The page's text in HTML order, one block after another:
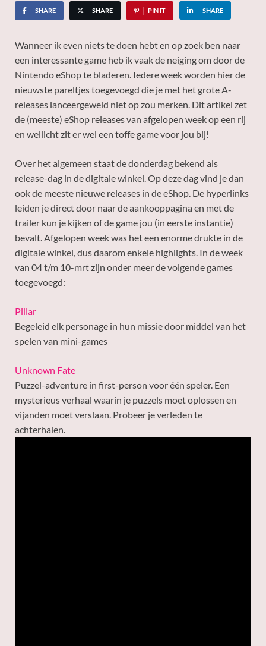
SHARE SHARE PIN IT SHARE
Wanneer ik even niets te doen hebt en op zoek ben naar
een interessante game heb ik vaak de neiging om door de
Nintendo eShop te bladeren. Iedere week worden hier de
nieuwste pareltjes toegevoegd die je met het grote A-
releases lanceergeweld niet op zou merken. Dit artikel zet
de (meeste) eShop releases van afgelopen week op een rij
en wellicht zit er wel een toffe game voor jou bij!
Over het algemeen staat de donderdag bekend als
release-dag in de digitale winkel. Op deze dag vind je dan
ook de meeste nieuwe releases in de eShop. De hyperlinks
leiden je direct door naar de aankooppagina en met de
trailer kun je kijken of de game jou (in eerste instantie)
bevalt. Afgelopen week was het een enorme drukte in de
digitale winkel, dus daarom enkele highlights. In de week
van 04 t/m 10-mrt zijn onder meer de volgende games
toegevoegd:
Pillar
Begeleid elk personage in hun missie door middel van het
spelen van mini-games
Unknown Fate
Puzzel-adventure in first-person voor één speler. Een
mysterieus verhaal waarin je puzzels moet oplossen en
vijanden moet verslaan. Probeer je verleden te
achterhalen.